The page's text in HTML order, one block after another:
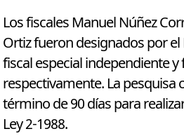
Los fiscales Manuel Núñez
Ortiz fueron designados por el
fiscal especial independiente y
respectivamente. La pesquisa
término de 90 días para
Ley 2-1988.